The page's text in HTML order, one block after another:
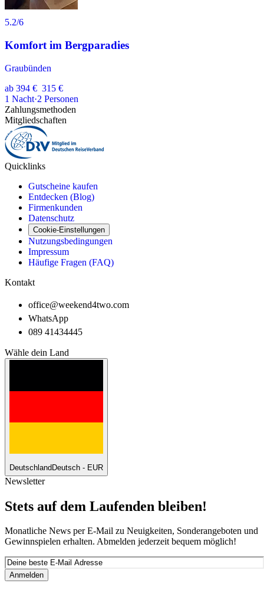
5.2/6
Komfort im Bergparadies
Graubünden
ab 394 € 315 €
1 Nacht·2 Personen
Zahlungsmethoden
Mitgliedschaften
Quicklinks
Gutscheine kaufen
Entdecken (Blog)
Firmenkunden
Datenschutz
Cookie-Einstellungen
Nutzungsbedingungen
Impressum
Häufige Fragen (FAQ)
Kontakt
office@weekend4two.com
WhatsApp
089 41434445
Wähle dein Land
DeutschlandDeutsch - EUR
Newsletter
Stets auf dem Laufenden bleiben!
Monatliche News per E-Mail zu Neuigkeiten, Sonderangeboten und
Gewinnspielen erhalten. Abmelden jederzeit bequem möglich!
Anmelden